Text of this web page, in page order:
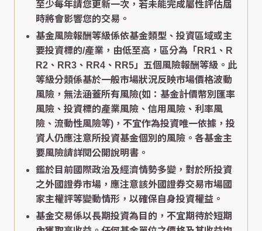
至少每年請您更新一次，若未能完成屬性評估屆
時將會影響您的交易。
基金風險報酬等級係依基金類型、投資區域或主
要投資標的/產業，由低至高，區分為「RR1、R
R2、RR3、RR4、RR5」五個風險報酬等級。此
等級分類係基於一般市場狀況反映市場價格波動
風險，無法涵蓋所有風險(如：基金計價幣別匯率
風險、投資標的產業風險、信用風險、利率風
險、流動性風險等)，不宜作為投資唯一依據，投
資人仍應注意所投資基金個別的風險。各基金主
要風險請詳閱公開說明書。
鑑於目前國際政治及經濟情勢多變，對於所投資
之外國證券市場，應注意該外國證券交易市場國
家主權評等變動情形，以確保自身投資權益。
基金交易係以長期投資為目的，不宜期待於短期